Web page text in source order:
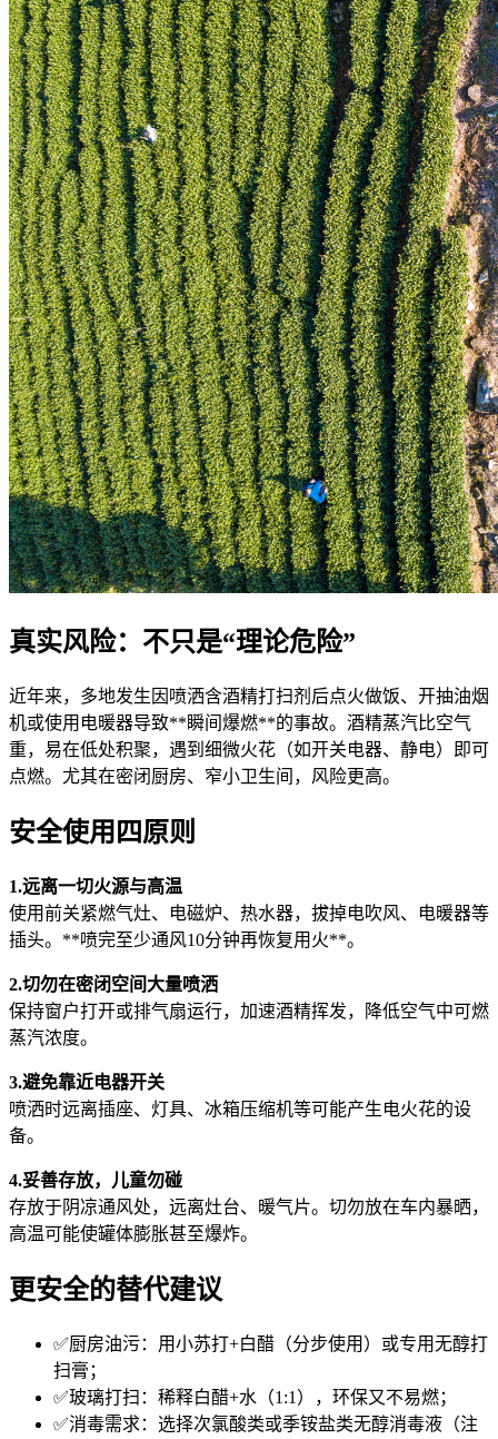
真实风险：不只是“理论危险”
近年来，多地发生因喷洒含酒精打扫剂后点火做饭、开抽油烟
机或使用电暖器导致**瞬间爆燃**的事故。酒精蒸汽比空气
重，易在低处积聚，遇到细微火花（如开关电器、静电）即可
点燃。尤其在密闭厨房、窄小卫生间，风险更高。
安全使用四原则
1.远离一切火源与高温
使用前关紧燃气灶、电磁炉、热水器，拔掉电吹风、电暖器等
插头。**喷完至少通风10分钟再恢复用火**。
2.切勿在密闭空间大量喷洒
保持窗户打开或排气扇运行，加速酒精挥发，降低空气中可燃
蒸汽浓度。
3.避免靠近电器开关
喷洒时远离插座、灯具、冰箱压缩机等可能产生电火花的设
备。
4.妥善存放，儿童勿碰
存放于阴凉通风处，远离灶台、暖气片。切勿放在车内暴晒，
高温可能使罐体膨胀甚至爆炸。
更安全的替代建议
✅厨房油污：用小苏打+白醋（分步使用）或专用无醇打
扫膏；
✅玻璃打扫：稀释白醋+水（1:1），环保又不易燃；
✅消毒需求：选择次氯酸类或季铵盐类无醇消毒液（注